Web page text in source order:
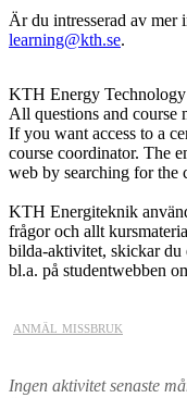
Är du intresserad av mer
learning@kth.se.
KTH Energy
All questions and course
If you want access to a
course coordinator. The
web by searching for the
KTH Energiteknik
frågor och allt
bilda-aktivitet, skickar du
bl.a. på studentwebben
anmäl missbruk
Ingen aktivitet senaste